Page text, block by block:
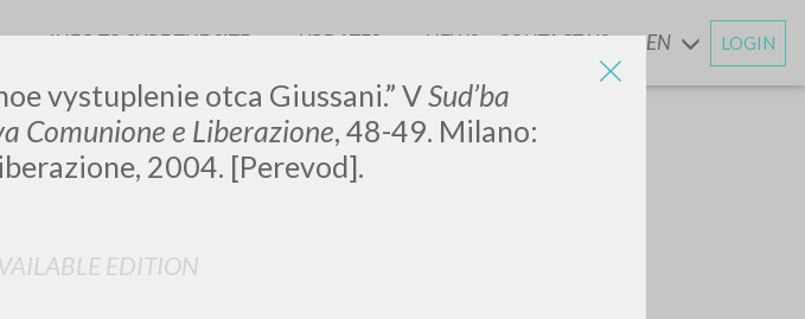
vystuplenie otca Giussani.” VSud’ba
Comunione e Liberazione, 48-49. Milano:
2004. [Perevod].
EDITION
INFO TO SURF THE SITE UPDATESANDNEWS CONTACT US EN LOGIN